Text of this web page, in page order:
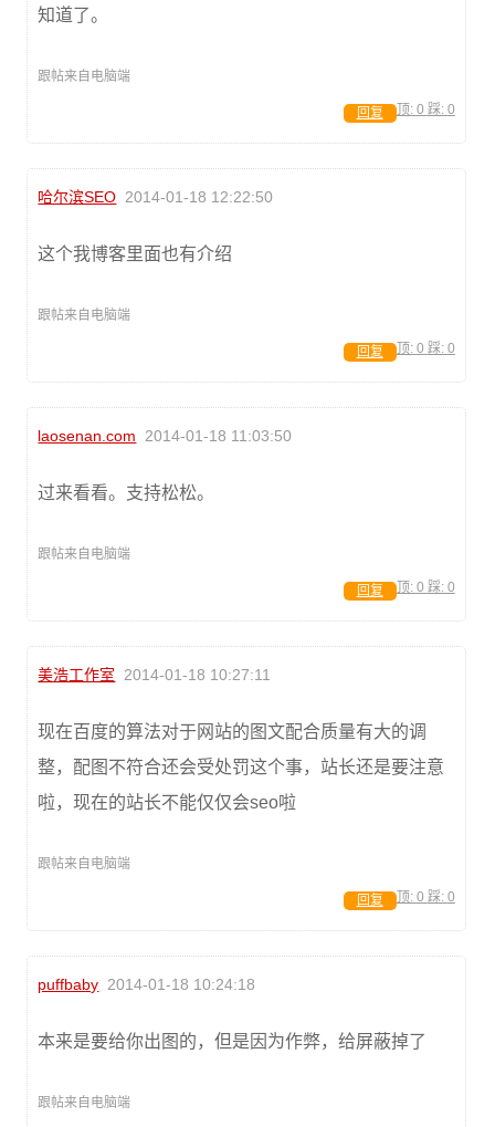
知道了。
跟帖来自电脑端
顶: 0 踩: 0
回复
哈尔滨SEO 2014-01-18 12:22:50
这个我博客里面也有介绍
跟帖来自电脑端
顶: 0 踩: 0
回复
laosenan.com 2014-01-18 11:03:50
过来看看。支持松松。
跟帖来自电脑端
顶: 0 踩: 0
回复
美浩工作室 2014-01-18 10:27:11
现在百度的算法对于网站的图文配合质量有大的调
整，配图不符合还会受处罚这个事，站长还是要注意
啦，现在的站长不能仅仅会seo啦
跟帖来自电脑端
顶: 0 踩: 0
回复
puffbaby 2014-01-18 10:24:18
本来是要给你出图的，但是因为作弊，给屏蔽掉了
跟帖来自电脑端